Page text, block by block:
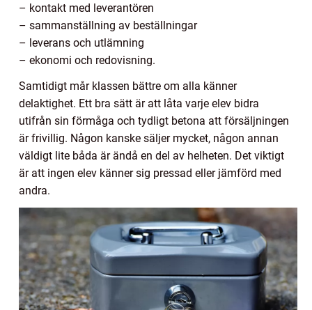
– kontakt med leverantören
– sammanställning av beställningar
– leverans och utlämning
– ekonomi och redovisning.
Samtidigt mår klassen bättre om alla känner
delaktighet. Ett bra sätt är att låta varje elev bidra
utifrån sin förmåga och tydligt betona att försäljningen
är frivillig. Någon kanske säljer mycket, någon annan
väldigt lite båda är ändå en del av helheten. Det viktigt
är att ingen elev känner sig pressad eller jämförd med
andra.